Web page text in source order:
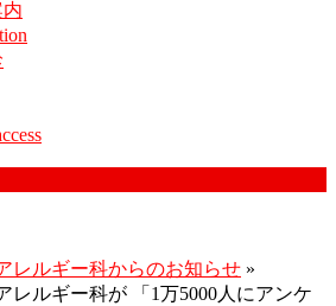
レルギー科からのお知らせ »
レルギー科が 「1万5000人にアンケ